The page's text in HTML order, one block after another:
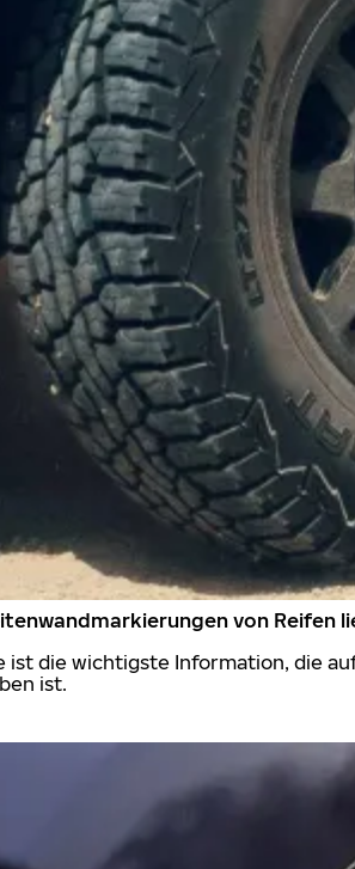
von Reifen
ist die wichtigste Information, die
ist.